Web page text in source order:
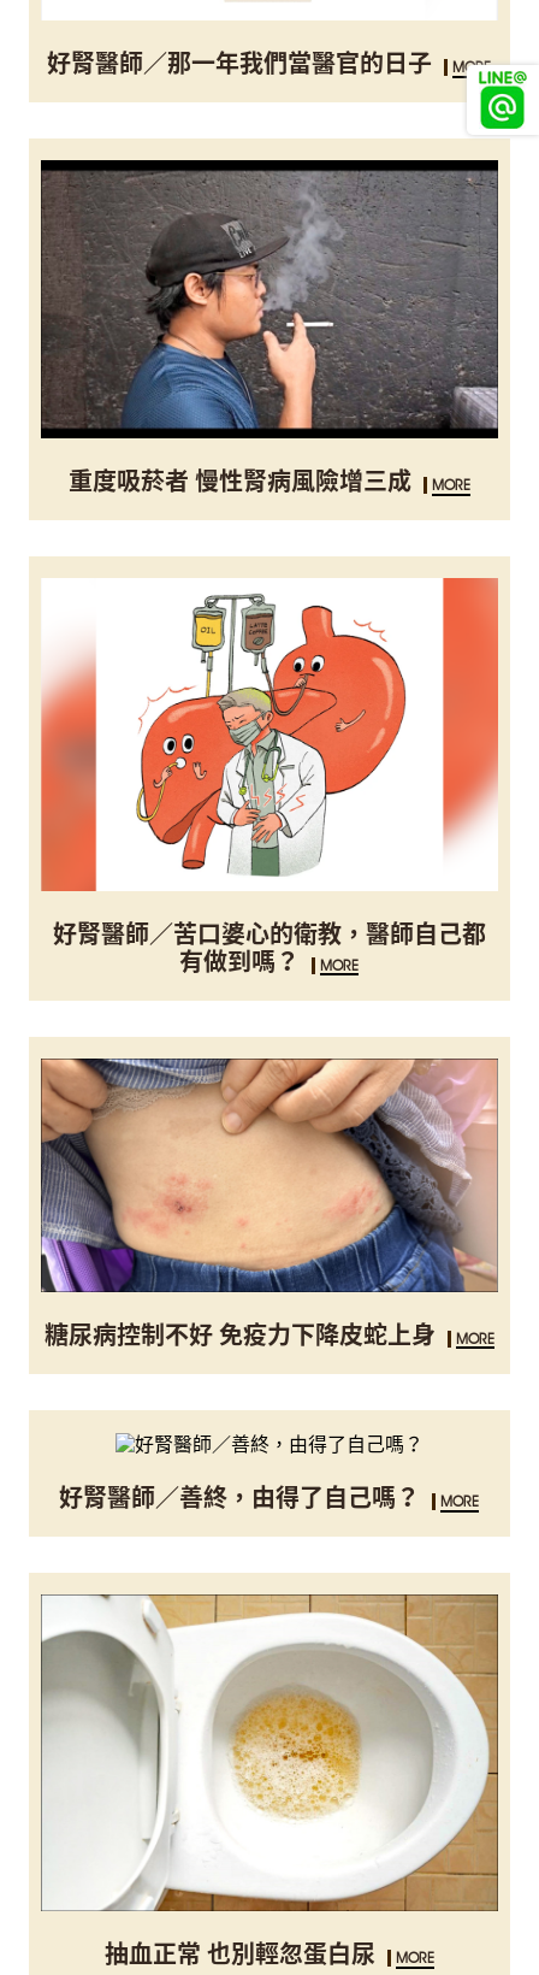
好腎醫師／那一年我們當醫官的日子 MORE
重度吸菸者 慢性腎病風險增三成 MORE
好腎醫師／苦口婆心的衛教，醫師自己都
有做到嗎？
MORE
糖尿病控制不好 免疫力下降皮蛇上身 MORE
好腎醫師／善終，由得了自己嗎？ MORE
抽血正常 也別輕忽蛋白尿 MORE